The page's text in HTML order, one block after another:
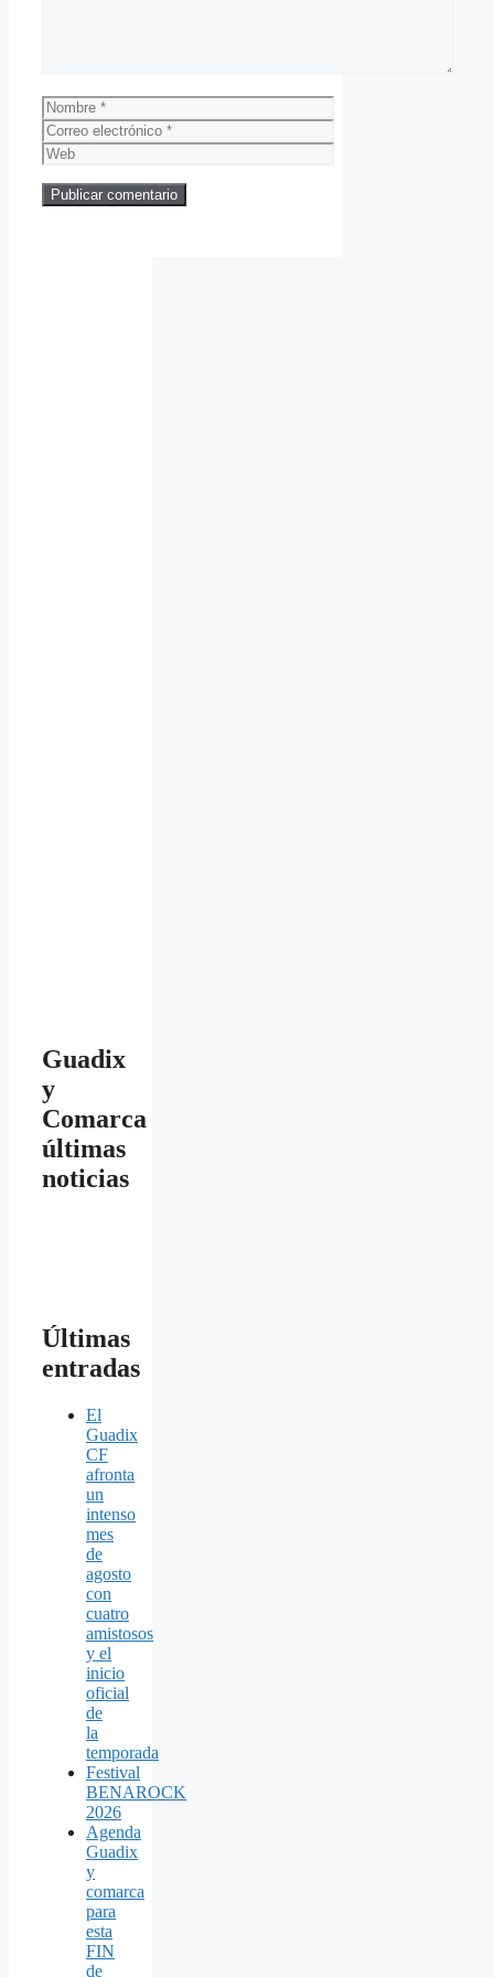
Nombre
Correo
electrónico
Web
Guadix
y
Comarca
últimas
noticias
Últimas
entradas
El
Guadix
CF
afronta
un
intenso
mes
de
agosto
con
cuatro
amistosos
y el
inicio
oficial
de
la
temporada
Festival
BENAROCK
2026
Agenda
Guadix
y
comarca
para
esta
FIN
de